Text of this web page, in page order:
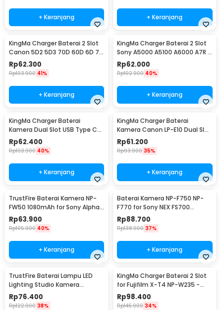
+ Keranjang + Keranjang
KingMa Charger Baterai 2 Slot
Canon 5D2 5D3 70D 60D 6D 7D
7D2 - LP-E6
Rp62.300
Rp103.900 41%
+ Keranjang
KingMa Charger Baterai 2 Slot
Sony A5000 A5100 A6000 A7R -
BM015-FW50
Rp62.000
Rp102.900 40%
+ Keranjang
KingMa Charger Baterai
Kamera Dual Slot USB Type C
for Fujifilm NP-W12 - BM015-
W126
Rp62.400
Rp103.900 40%
+ Keranjang
KingMa Charger Baterai
Kamera Canon LP-E10 Dual Slot
untuk 1100D 1200D - LP-E10
Rp61.200
Rp93.900 35%
+ Keranjang
TrustFire Baterai Kamera NP-
FW50 1080mAh for Sony Alpha
a6500 a6300
Rp63.900
Rp105.900 40%
+ Keranjang
Baterai Kamera NP-F750 NP-
F770 for Sony NEX FS700
4400mAh
Rp88.700
Rp138.900 37%
+ Keranjang
TrustFire Baterai Lampu LED
Lighting Studio Kamera
6600mAh 7.4V - NP-F960 / NP-
F970
Rp76.400
Rp122.900 38%
KingMa Charger Baterai 2 Slot
for Fujifilm X-T4 NP-W235 -
BM058-W235
Rp98.400
Rp146.900 34%